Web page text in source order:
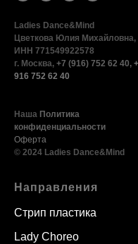
Ladies Dance&Mind
Цветкова Юлия Михайловна,
ИНН 771549922578
г. Москва, +7 (916) 752 62 40,
916 752 62 40
Наша Политика
конфиденциальности
Оферта
© 2024 Ladies Dance&Mind
Направления
Стрип пластика
Lady Choreo